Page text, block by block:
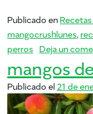
Publicado en
mangocrushlunes,
perros Deja un
mangos
Publicado el 21 de